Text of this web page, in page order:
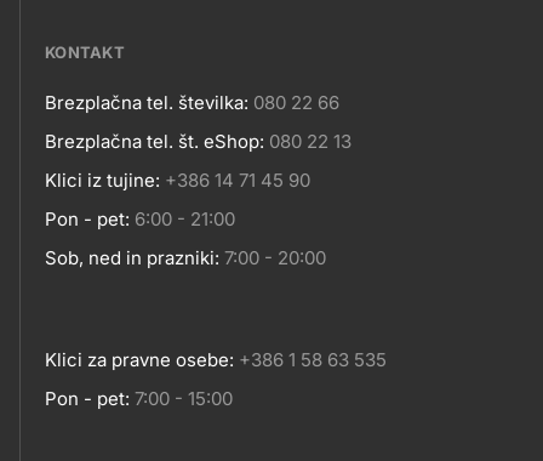
KONTAKT
Kontakt
Brezplačna tel. številka: 080 22 66
Brezplačna tel. št. eShop: 080 22 13
Klici iz tujine: +386 14 71 45 90
Pon - pet: 6:00 - 21:00
Sob, ned in prazniki: 7:00 - 20:00
Klici za pravne osebe: +386 1 58 63 535
Pon - pet: 7:00 - 15:00